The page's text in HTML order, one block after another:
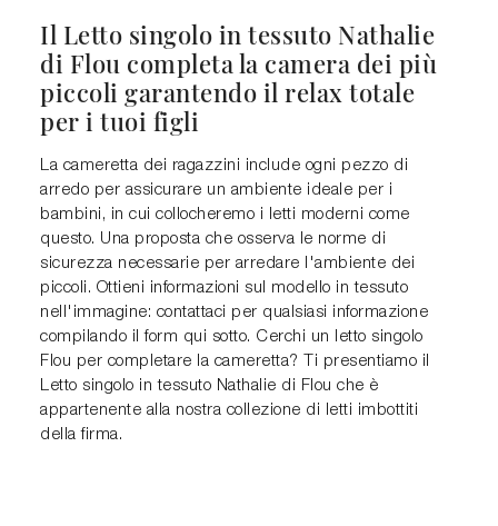
Il Letto singolo in tessuto Nathalie
di Flou completa la camera dei più
piccoli garantendo il relax totale
per i tuoi figli
La cameretta dei ragazzini include ogni pezzo di
arredo per assicurare un ambiente ideale per i
bambini, in cui collocheremo i letti moderni come
questo. Una proposta che osserva le norme di
sicurezza necessarie per arredare l'ambiente dei
piccoli. Ottieni informazioni sul modello in tessuto
nell'immagine: contattaci per qualsiasi informazione
compilando il form qui sotto. Cerchi un letto singolo
Flou per completare la cameretta? Ti presentiamo il
Letto singolo in tessuto Nathalie di Flou che è
appartenente alla nostra collezione di letti imbottiti
della firma.